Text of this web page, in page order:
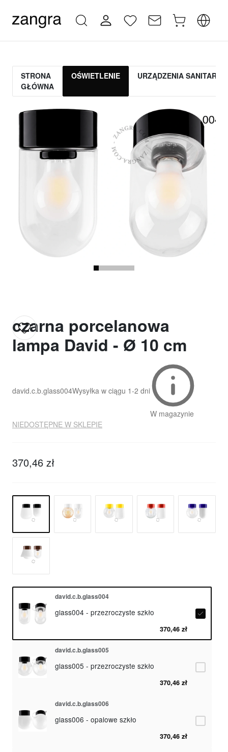
STRONA
GŁÓWNA
OŚWIETLENIE URZĄDZENIA SANITARNE
czarna porcelanowa
lampa David - Ø 10 cm
david.c.b.glass004Wysyłka w ciągu 1-2 dni
W magazynie
NIEDOSTĘPNE W SKLEPIE
370,46 zł
david.c.b.glass004
glass004 - przezroczyste szkło
370,46 zł
david.c.b.glass005
glass005 - przezroczyste szkło
370,46 zł
david.c.b.glass006
glass006 - opalowe szkło
370,46 zł